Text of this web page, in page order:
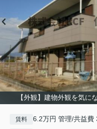
【外観】建物外観を気に
賃料 6.2万円 管理/共益費